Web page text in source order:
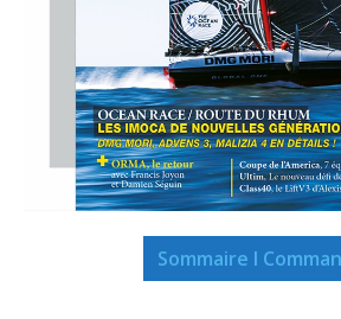
Sommaire I